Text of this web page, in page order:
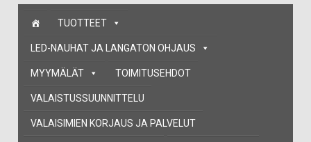
Skip
content
TUOTTEET
LED-NAUHAT JA LANGATON OHJAUS
MYYMÄLÄT TOIMITUSEHDOT
VALAISTUSSUUNNITTELU
VALAISIMIEN KORJAUS JA PALVELUT